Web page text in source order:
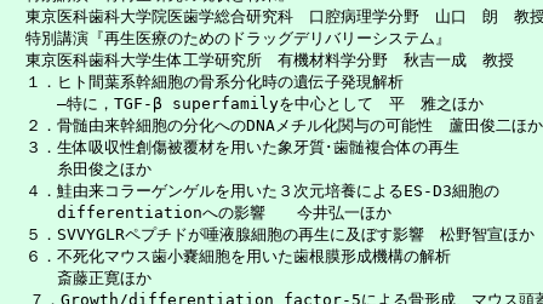
東京医科歯科大学院医歯学総合研究科　口腔病理学分野　山口　朗　
特別講演『再生医療のためのドラッグデリバリーシステム』
東京医科歯科大学生体工学研究所　有機材料学分野　秋吉一成　教
１．ヒト間葉系幹細胞の骨系分化時の遺伝子発現解析
―特に，TGF-β superfamilyを中心として　平　雅之ほか　　　
２．骨髄由来幹細胞の分化へのDNAメチル化関与の可能性　蘆田俊二
３．生体吸収性創傷被覆材を用いた象牙質･歯髄複合体の再生
糸田俊之ほか　　　　　　　　　　　　　　　　　　　　　　　　
４．鮭由来コラーゲンゲルを用いた３次元培養によるES-D3細胞の
differentiationへの影響　　今井弘一ほか　　　　　　　　
５．SVVYGLRペプチドが唾液腺細胞の再生に及ぼす影響　松野智宣ほ
６．不死化マウス歯小嚢細胞を用いた歯根膜形成機構の解析
斎藤正寛ほか　　　　　　　　　　　　　　　　　　　　　　　　
７．Growth/differentiation factor-5による骨形成、マウス頭